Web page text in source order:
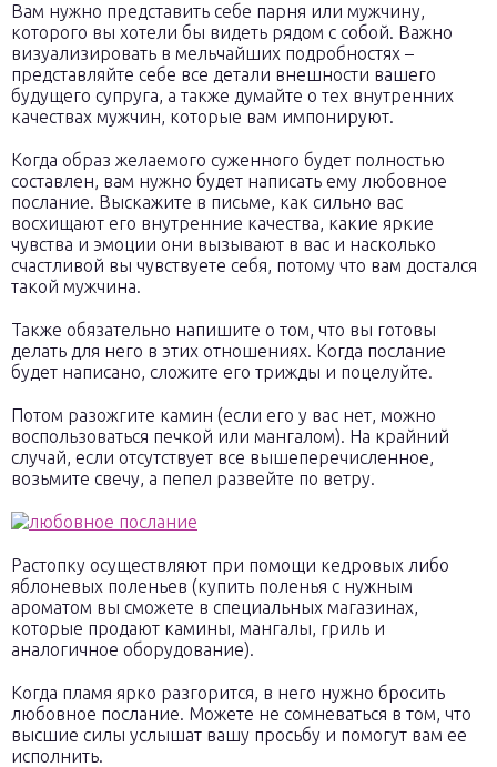
Вам нужно представить себе парня или мужчину,
которого вы хотели бы видеть рядом с собой. Важно
визуализировать в мельчайших подробностях –
представляйте себе все детали внешности вашего
будущего супруга, а также думайте о тех внутренних
качествах мужчин, которые вам импонируют.
Когда образ желаемого суженного будет полностью
составлен, вам нужно будет написать ему любовное
послание. Выскажите в письме, как сильно вас
восхищают его внутренние качества, какие яркие
чувства и эмоции они вызывают в вас и насколько
счастливой вы чувствуете себя, потому что вам достался
такой мужчина.
Также обязательно напишите о том, что вы готовы
делать для него в этих отношениях. Когда послание
будет написано, сложите его трижды и поцелуйте.
Потом разожгите камин (если его у вас нет, можно
воспользоваться печкой или мангалом). На крайний
случай, если отсутствует все вышеперечисленное,
возьмите свечу, а пепел развейте по ветру.
Растопку осуществляют при помощи кедровых либо
яблоневых поленьев (купить поленья с нужным
ароматом вы сможете в специальных магазинах,
которые продают камины, мангалы, гриль и
аналогичное оборудование).
Когда пламя ярко разгорится, в него нужно бросить
любовное послание. Можете не сомневаться в том, что
высшие силы услышат вашу просьбу и помогут вам ее
исполнить.